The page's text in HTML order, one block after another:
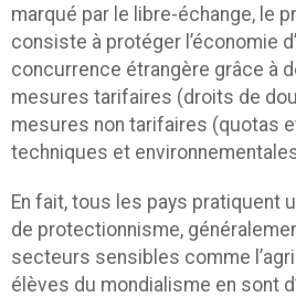
marqué par le libre-échange, le
consiste à protéger l’économie
concurrence étrangère grâce à
mesures tarifaires (droits de
mesures non tarifaires (quotas
techniques et
En fait, tous les pays pratiquent
de protectionnisme,
secteurs sensibles comme
élèves du mondialisme en sont